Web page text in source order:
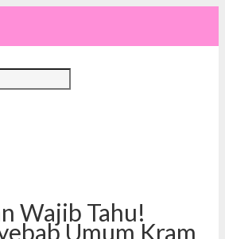
Wajib Tahu!
Umum Kram